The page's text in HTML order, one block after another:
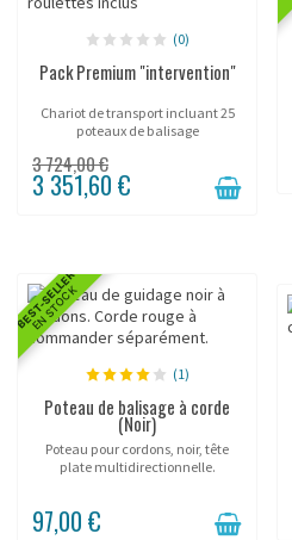
(0)
Pack Premium "intervention"
Chariot de transport incluant 25
poteaux de balisage
3 724,00 €
3 351,60 €
BEST-SELLER
EN STOCK
(1)
Poteau de balisage à corde
(Noir)
Poteau pour cordons, noir, tête
plate multidirectionnelle.
97,00 €